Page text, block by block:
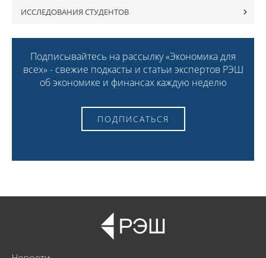
ИССЛЕДОВАНИЯ СТУДЕНТОВ
Подписывайтесь на рассылку «Экономика для
всех» - свежие подкасты и статьи экспертов РЭШ
об экономике и финансах каждую неделю
ПОДПИСАТЬСЯ